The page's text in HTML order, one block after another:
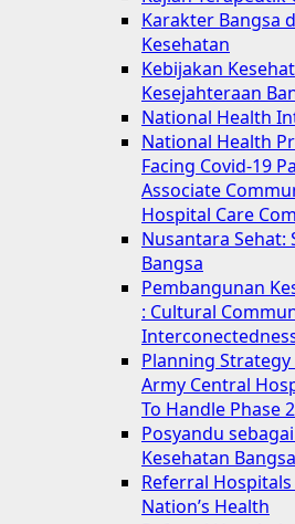
Karakter Bangsa
Kesehatan
Kebijakan
Kesejahteraan
National Health
National Health
Facing Covid-19
Associate
Hospital Care
Nusantara Sehat:
Bangsa
Pembangunan
: Cultural
Planning
Army Central
To Handle Phase
Posyandu
Kesehatan Bangsa
Referral Hospitals
Nation’s Health